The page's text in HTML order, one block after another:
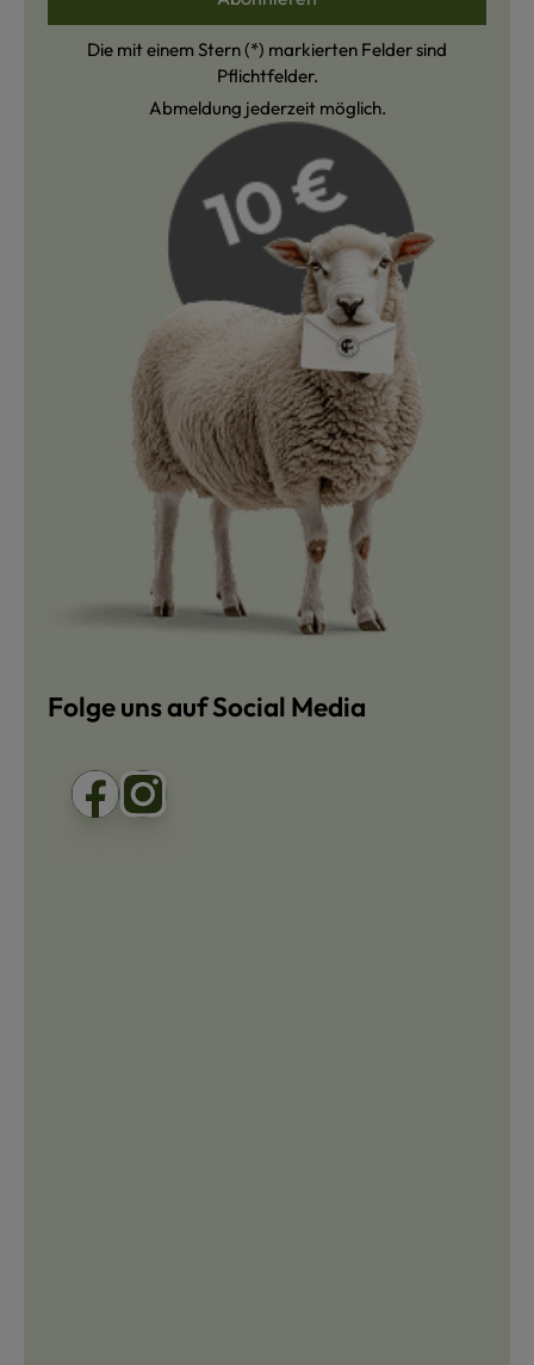
Die mit einem Stern (*) markierten Felder sind
Pflichtfelder.
Abmeldung jederzeit möglich.
Folge uns auf Social Media